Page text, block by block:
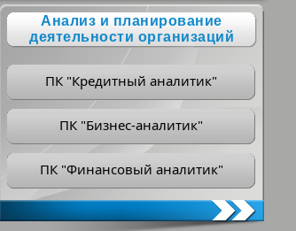
Анализ и планирование
деятельности организаций
ПК "Кредитный аналитик"
ПК "Бизнес-аналитик"
ПК "Финансовый аналитик"